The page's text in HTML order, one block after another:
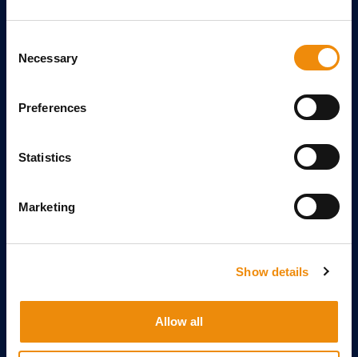
Selection
Necessary
Preferences
Statistics
Marketing
Show details
Allow all
References
DOSSIERS THÉMATIQUES
A propos
Team
INSCRIVEZ-VOUS À NOTRE NEWSLETTER